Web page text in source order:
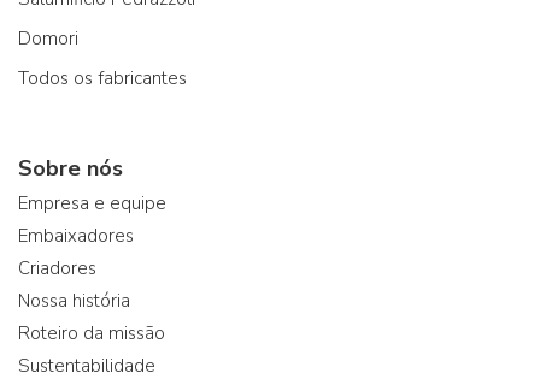
Domori
Todos os fabricantes
Sobre nós
Empresa e equipe
Embaixadores
Criadores
Nossa história
Roteiro da missão
Sustentabilidade